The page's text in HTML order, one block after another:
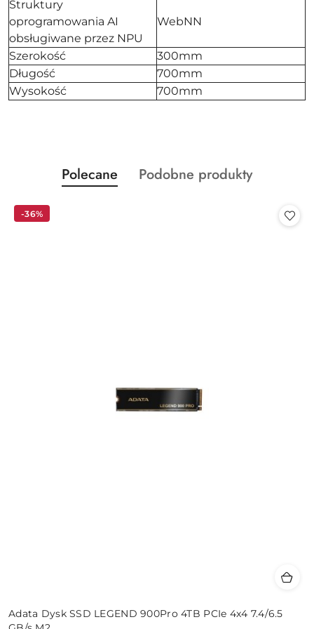
Struktury
oprogramowania AI
obsługiwane przez NPU
WebNN
Szerokość
300mm
Długość
700mm
Wysokość
700mm
Pomiń karuzelę produktów
Produkty
o
Polecane
Produkty
Podobne produkty
Adata Dysk SSD LEGEND 900Pro 4TB PCIe 4x4 7.4/6.5
-36%